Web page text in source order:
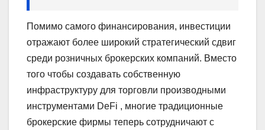
Помимо самого финансирования, инвестиции
отражают более широкий стратегический сдвиг
среди розничных брокерских компаний. Вместо
того чтобы создавать собственную
инфраструктуру для торговли производными
инструментами DeFi , многие традиционные
брокерские фирмы теперь сотрудничают с